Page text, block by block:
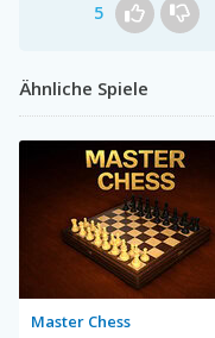
5
Ähnliche Spiele
Master Chess